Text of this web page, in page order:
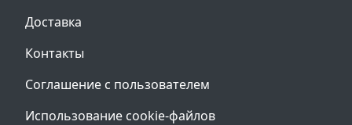
Доставка
Контакты
Соглашение с пользователем
Использование cookie-файлов